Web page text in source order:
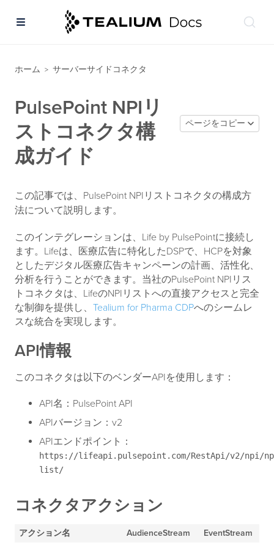
ホーム > サーバーサイドコネクタ
PulsePoint NPIリ
ストコネクタ構
成ガイド
ページをコピー
この記事では、PulsePoint NPIリストコネクタの構成方
法について説明します。
このインテグレーションは、Life by PulsePointに接続し
ます。Lifeは、医療広告に特化したDSPで、HCPを対象
としたデジタル医療広告キャンペーンの計画、活性化、
分析を行うことができます。当社のPulsePoint NPIリス
トコネクタは、LifeのNPIリストへの直接アクセスと完全
な制御を提供し、 Tealium for Pharma CDPへのシームレ
スな統合を実現します。
API情報
このコネクタは以下のベンダーAPIを使用します：
API名：PulsePoint API
APIバージョン：v2
APIエンドポイント：
https://lifeapi.pulsepoint.com/RestApi/v2/npi/
list/
コネクタアクション
アクション名 AudienceStream EventStream